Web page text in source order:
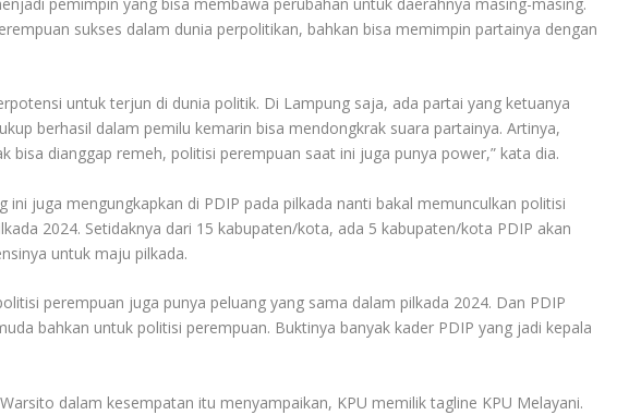
sukses dalam dunia perpolitikan, bahkan bisa memimpin partainya dengan
untuk terjun di dunia politik. Di Lampung saja, ada partai yang ketuanya
berhasil dalam pemilu kemarin bisa mendongkrak suara partainya. Artinya,
bisa dianggap remeh, politisi perempuan saat ini juga punya power,” kata dia.
ini juga mengungkapkan di PDIP pada pilkada nanti bakal memunculkan politisi
2024. Setidaknya dari 15 kabupaten/kota, ada 5 kabupaten/kota PDIP akan
untuk maju pilkada.
perempuan juga punya peluang yang sama dalam pilkada 2024. Dan PDIP
bahkan untuk politisi perempuan. Buktinya banyak kader PDIP yang jadi kepala
dalam kesempatan itu menyampaikan, KPU memilik tagline KPU Melayani.